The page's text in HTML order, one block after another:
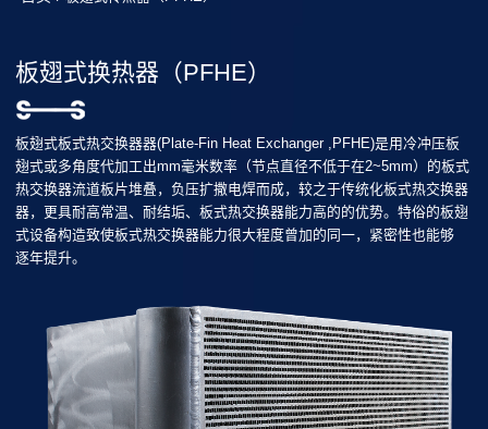
板翅式换热器（PFHE）
板翅式板式热交换器器(Plate-Fin Heat Exchanger ,PFHE)是用冷冲压板
翅式或多角度代加工出mm毫米数率（节点直径不低于在2~5mm）的板式
热交换器流道板片堆叠，负压扩撒电焊而成，较之于传统化板式热交换器
器，更具耐高常温、耐结垢、板式热交换器能力高的的优势。特俗的板翅
式设备构造致使板式热交换器能力很大程度曾加的同一，紧密性也能够
逐年提升。